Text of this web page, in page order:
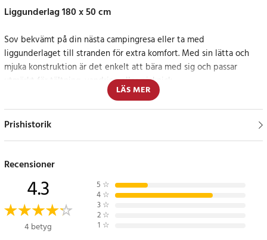
Liggunderlag 180 x 50 cm
Sov bekvämt på din nästa campingresa eller ta med
liggunderlaget till stranden för extra komfort. Med sin lätta och
mjuka konstruktion är det enkelt att bära med sig och passar
utmärkt för tältning, vandring eller picknick.
Den robusta aluminiumbaksidan hjälper till att hålla fukt och kyla
borta från marken, vilket ger en torrare och mer behaglig sovplats.
Specifikationer:
- Storlek: ca 180 x 50 cm
- Vikt: ca 145 g
LÄS MER
Prishistorik
Recensioner
4.3
4 betyg
5 ☆
4 ☆
3 ☆
2 ☆
1 ☆